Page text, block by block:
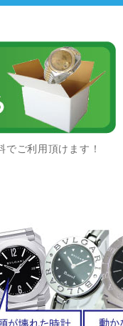
ご利用頂けます！